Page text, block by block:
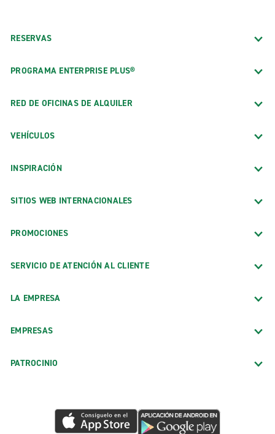
RESERVAS
PROGRAMA ENTERPRISE PLUS®
RED DE OFICINAS DE ALQUILER
VEHÍCULOS
INSPIRACIÓN
SITIOS WEB INTERNACIONALES
PROMOCIONES
SERVICIO DE ATENCIÓN AL CLIENTE
LA EMPRESA
EMPRESAS
PATROCINIO